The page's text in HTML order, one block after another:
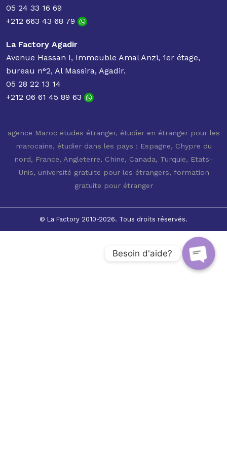
05 24 33 16 69
+212 663 43 68 79
La Factory Agadir
Avenue Hassan I, Immeuble Amal Anzi, 1er étage,
bureau n°2, Al Massira, Agadir.
05 28 22 13 14
+212 06 61 45 89 63
agence Maroc études étranger, étudier en étranger pour les
marocains, étudier dans les pays : Espagne, Chypre du
nord, France, Angleterre, Chine, Canada, Turquie, Etats-
Unis, université gratuite pour les étrangers, formation
gratuite pour étranger
© La Factory 2010-2026. Tous droits réservés.
Besoin d'aide?
Open